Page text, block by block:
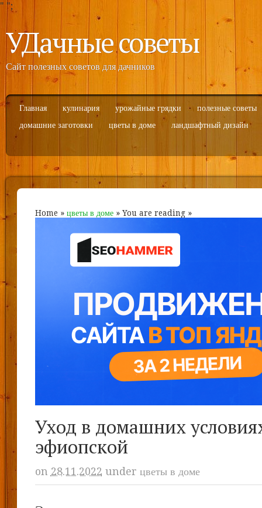
" ";
УДачные советы
Сайт полезных советов для дачников
Главная кулинария урожайные грядки
полезные советы
домашние заготовки
цветы в доме ландшафтный дизайн
Home » цветы в доме» You are reading »
Уход в домашних
эфиопской
on 28.11.2022 under цветы в доме